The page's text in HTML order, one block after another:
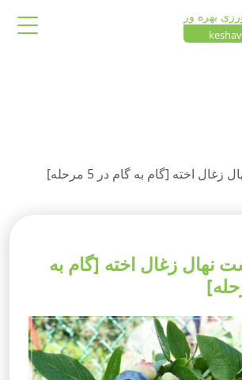
بهره ور
اخته [گام به گام در 5 مرحله]
نهال زغال اخته [گام به